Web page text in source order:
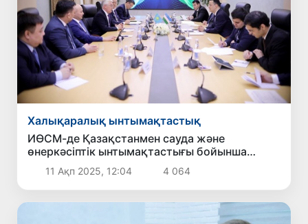
Халықаралық ынтымақтастық
ИӨСМ-де Қазақстанмен сауда және
өнеркәсіптік ынтымақтастығы бойынша
жоспарлар үйлестірілді
11 Ақп 2025, 12:04 4 064